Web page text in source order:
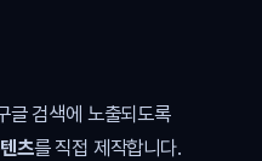
글 검색에 노출되도록
츠를 직접 제작합니다.